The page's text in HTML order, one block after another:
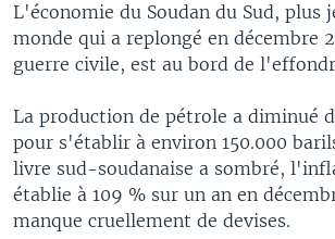
L'économie du Soudan du Sud, plus
monde qui a replongé en décembre
guerre civile, est au bord de
La production de pétrole a diminué
pour s'établir à environ 150.000
livre sud-soudanaise a sombré,
établie à 109 % sur un an en
manque cruellement de devises.